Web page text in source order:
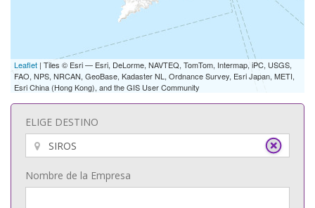
Leaflet | Tiles © Esri — Esri, DeLorme, NAVTEQ, TomTom, Intermap, iPC, USGS,
FAO, NPS, NRCAN, GeoBase, Kadaster NL, Ordnance Survey, Esri Japan, METI,
Esri China (Hong Kong), and the GIS User Community
ELIGE DESTINO
Nombre de la Empresa